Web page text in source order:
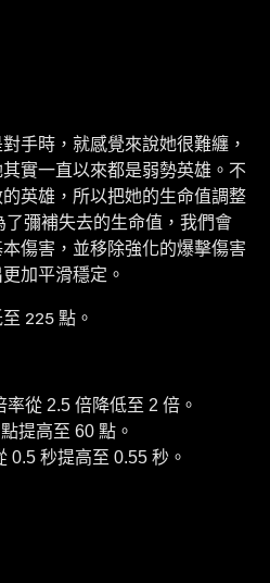
手時，就感覺來說她很難纏，
實一直以來都是弱勢英雄。不
英雄，所以把她的生命值調整
彌補失去的生命值，我們會
傷害，並移除強化的爆擊傷害
加平滑穩定。
225 點。
率從 2.5 倍降低至 2 倍。
提高至 60 點。
0.5 秒提高至 0.55 秒。